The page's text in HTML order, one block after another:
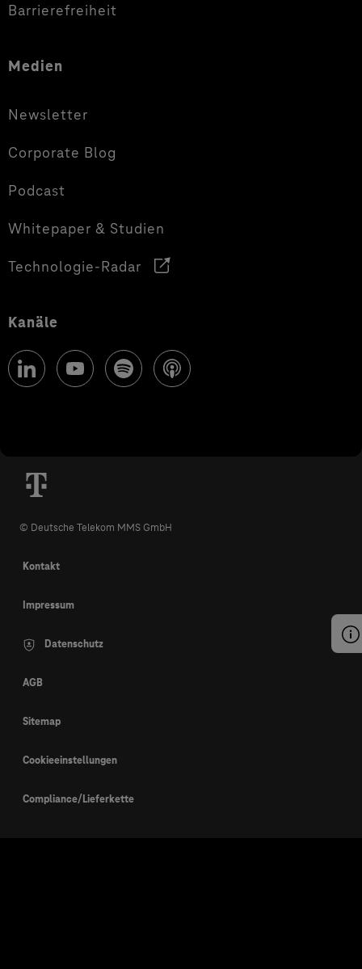
Barrierefreiheit
Medien
Newsletter
Corporate Blog
Podcast
Whitepaper & Studien
Technologie-Radar
Kanäle
© Deutsche Telekom MMS GmbH
Kontakt
Impressum
Datenschutz
AGB
Sitemap
Cookieeinstellungen
Compliance/Lieferkette